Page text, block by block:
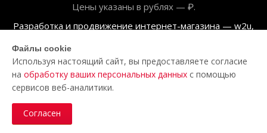
Цены указаны в рублях — ₽.
Разработка и продвижение интернет-магазина — w2u,
© ООО «Полар центр», 2026
Пользовательское соглашение
Политика обработки персональных данных
Файлы cookie
Используя настоящий сайт, вы предоставляете согласие
на обработку ваших персональных данных с помощью
сервисов веб-аналитики.
Согласен